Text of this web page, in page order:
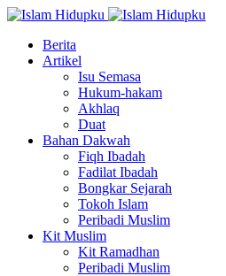
Berita
Artikel
Isu Semasa
Hukum-hakam
Akhlaq
Duat
Bahan Dakwah
Fiqh Ibadah
Fadilat Ibadah
Bongkar Sejarah
Tokoh Islam
Peribadi Muslim
Kit Muslim
Kit Ramadhan
Peribadi Muslim